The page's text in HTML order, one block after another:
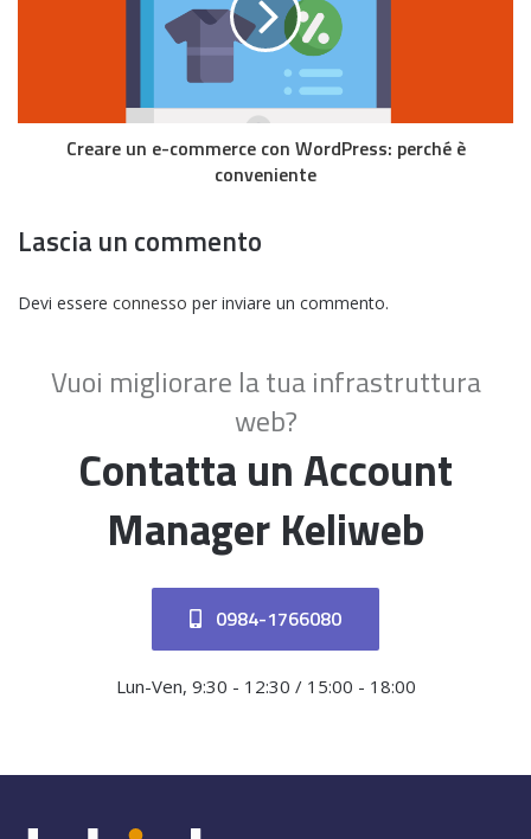
Creare un e-commerce con WordPress: perché è
conveniente
Lascia un commento
Devi essere connesso per inviare un commento.
Vuoi migliorare la tua infrastruttura
web?
Contatta un Account
Manager Keliweb
0984-1766080
Lun-Ven, 9:30 - 12:30 / 15:00 - 18:00